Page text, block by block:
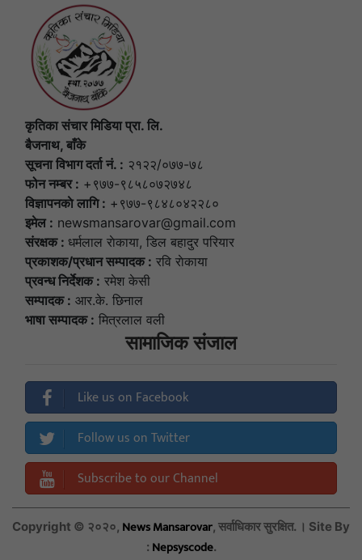
कृतिका संचार मिडिया प्रा. लि.
बैजनाथ, बाँके
सूचना विभाग दर्ता नं. : २१२२/०७७-७८
फोन नम्बर : +९७७-९८५८०७२७४८
विज्ञापनकाे लागि : +९७७-९८४८०४२२८०
इमेल : newsmansarovar@gmail.com
संरक्षक : धर्मलाल राेकाया, डिल बहादुर परियार
प्रकाशक/प्रधान सम्पादक : रवि राेकाया
प्रवन्ध निर्देशक : रमेश केसी
सम्पादक : आर.के. छिनाल
भाषा सम्पादक : मित्रलाल वली
सामाजिक संजाल
Like us on Facebook
Follow us on Twitter
Subscribe to our Channel
Copyright © २०२०, News Mansarovar, सर्वाधिकार सुरक्षित. । Site By
: Nepsyscode.